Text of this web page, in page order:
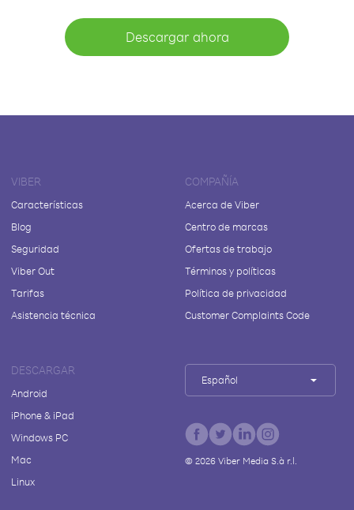
Descargar ahora
VIBER
Características
Blog
Seguridad
Viber Out
Tarifas
Asistencia técnica
COMPAÑÍA
Acerca de Viber
Centro de marcas
Ofertas de trabajo
Términos y políticas
Política de privacidad
Customer Complaints Code
DESCARGAR
Android
iPhone & iPad
Windows PC
Mac
Linux
Español
© 2026Viber Media S.à r.l.